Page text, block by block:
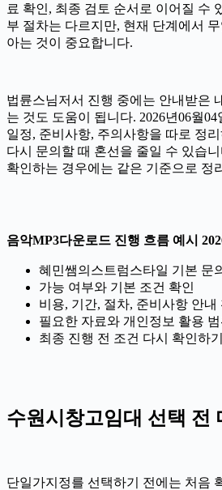
료 확인, 최종 검토 순서로 이어질 수
부 절차는 다르지만, 현재 단계에서
아는 것이 중요합니다.
법륜스님저서 진행 중에는 안내받은
는 것도 도움이 됩니다. 2026년06월
일정, 준비사항, 주의사항을 따로 정
다시 문의할 때 혼선을 줄일 수 있습
확인하는 경우에는 같은 기준으로 정
음악MP3다운로드 진행 흐름 예시
혜민쌤의스트럼스타일 기본 문
가능 여부와 기본 조건 확인
비용, 기간, 절차, 준비사항 안내
필요한 자료와 개인정보 활용
최종 진행 전 조건 다시 확인하기
수원시창고임대 선택 전
단일가지정를 선택하기 전에는 처음